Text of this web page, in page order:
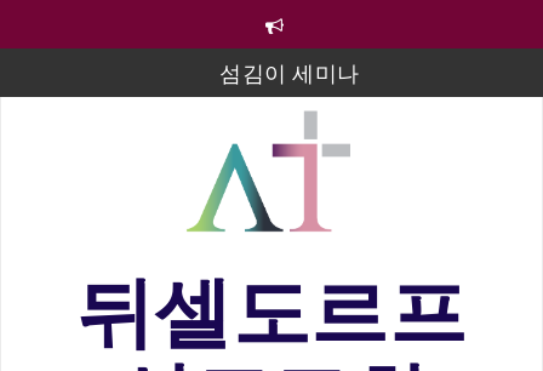
섬김이 세미나
김태희 자매 졸업연주
2023년 어린이 주일 유초등부 발표
라합3 나라 봉헌송
은퇴사-우선화 권사
20260322 주안에 가만히 머물기(요한복음 15:1-17) 손
뒤셀도르프